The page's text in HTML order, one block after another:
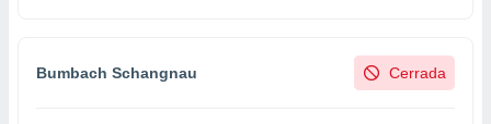
Bumbach Schangnau Cerrada